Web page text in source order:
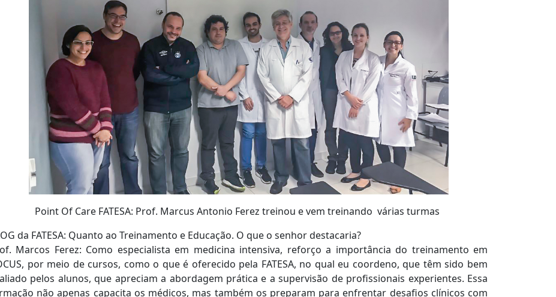
Point Of Care FATESA: Prof. Marcus Antonio Ferez treinou e vem treinando várias turmas
da FATESA: Quanto ao Treinamento e Educação. O que o senhor destacaria?
Marcos Ferez: Como especialista em medicina intensiva, reforço a importância do treinamento em
por meio de cursos, como o que é oferecido pela FATESA, no qual eu coordeno, que têm sido bem
pelos alunos, que apreciam a abordagem prática e a supervisão de profissionais experientes. Essa
não apenas capacita os médicos, mas também os preparam para enfrentar desafios clínicos com